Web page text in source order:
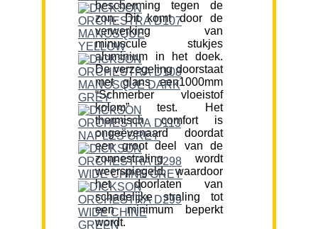
bescherming tegen de
zon. Dit komt door de
verwerking van
minuscule stukjes
aluminium in het doek.
De verzegeling doorstaat
met glans een1000mm
“Schmerber vloeistof
kolom” test. Het
thermisch comfort is
ongeëvenaard doordat
een groot deel van de
zonnestraling wordt
weerspiegeld, waardoor
het doorlaten van
schadelijke straling tot
een minimum beperkt
wordt.